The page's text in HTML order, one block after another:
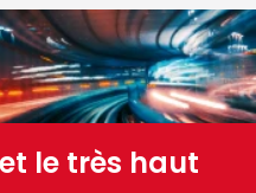
le très haut